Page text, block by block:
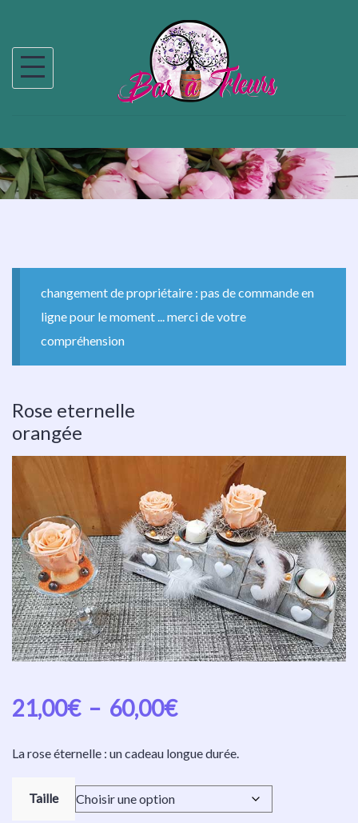
changement de propriétaire : pas de commande en
ligne pour le moment ... merci de votre
compréhension
Rose eternelle
orangée
21,00€ – 60,00€
La rose éternelle : un cadeau longue durée.
Taille